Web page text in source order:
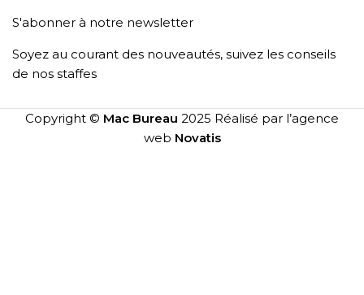
S'abonner à notre newsletter
Soyez au courant des nouveautés, suivez les conseils
de nos staffes
Copyright © Mac Bureau 2025 Réalisé par l’agence
web Novatis